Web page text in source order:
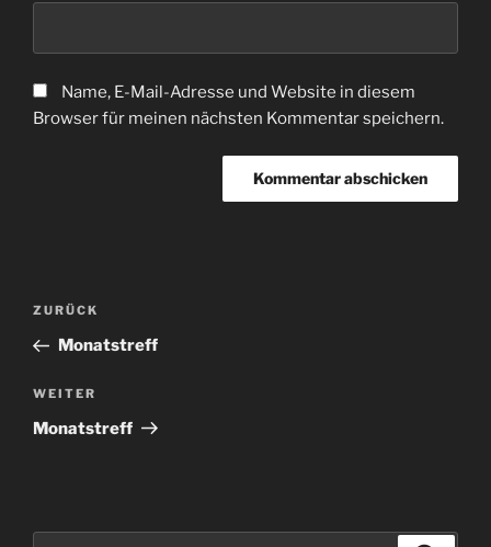
Name, E-Mail-Adresse und Website in diesem
Browser für meinen nächsten Kommentar speichern.
Beitragsnavigation
Vorheriger
Beitrag
ZURÜCK
Monatstreff
Nächster
Beitrag
WEITER
Monatstreff